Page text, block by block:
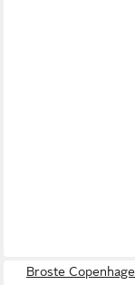
Broste